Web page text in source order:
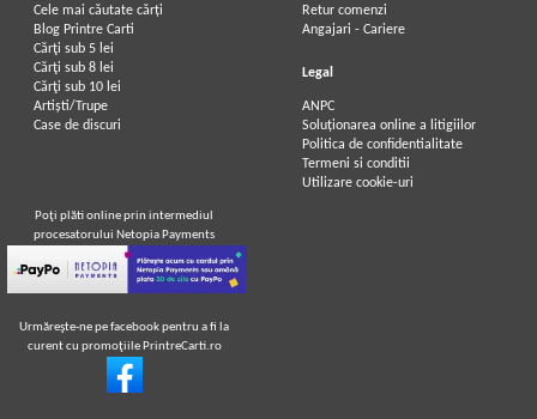
Cele mai căutate cărți
Blog Printre Carti
Cărţi sub 5 lei
Cărţi sub 8 lei
Cărţi sub 10 lei
Artiști/Trupe
Case de discuri
Retur comenzi
Angajari - Cariere
Legal
ANPC
Soluționarea online a litigiilor
Politica de confidentialitate
Termeni si conditii
Utilizare cookie-uri
Poţi plăti online prin intermediul
procesatorului Netopia Payments
Urmăreşte-ne pe facebook pentru a fi la
curent cu promoţiile PrintreCarti.ro